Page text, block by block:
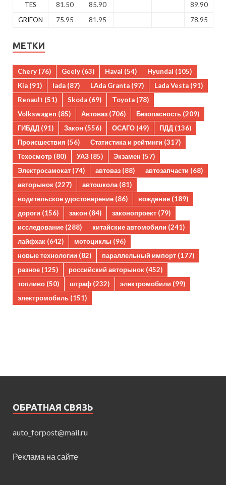
TES
81.50 85.90
89.90
GRIFON
75.95 81.95 78.95
МЕТКИ
Chery (76) Geely (63) Haval (54) Hyundai (105)
Kia (91) lada (87) LAda Granta (97) Lada Vesta (91)
Renault (51) Skoda (69) Toyota (78)
Volkswagen (85) Автоваз (706) Безопасность (209)
ГИБДД (91) Закон (556) ОСАГО (49) ПДД (136)
Происшествия (56) Статистика и рейтинги (317)
Техосмотр (80) УАЗ (85) Экзамен (57)
Электросамокат (74) автоваз (88) автозапчасти (68)
авторынок (227) автошкола(81)
водительское удостоверение (86) вождение (189)
дороги (156) закон (84) законопроект (79)
исследование (288) китайские автомобили (241)
лайфхак (642) мотоциклы (96)
новые технологии (82) параллельный импорт (177)
разное (125) российский авторынок (452)
топливо (50) штраф (232) электромобили (99)
электромобиль (151)
ОБРАТНАЯ СВЯЗЬ
auto_forpost@mail.ru
Реклама на сайте